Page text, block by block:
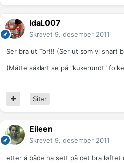
IdaL007
Skrevet 9. desember 2011
Ser bra ut Tor!!! (Ser ut som vi snart
(Måtte såklart se på "kukerundt"
Siter
Eileen
Skrevet 9. desember 2011
etter å både ha sett på det bra løftet